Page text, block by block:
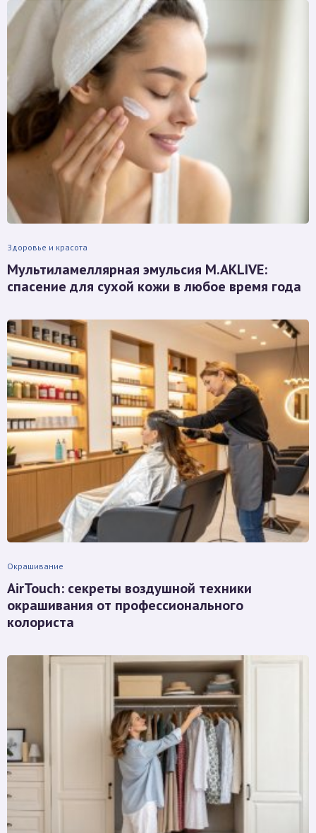
Здоровье и красота
Мультиламеллярная эмульсия M.AKLIVE:
спасение для сухой кожи в любое время года
Окрашивание
AirTouch: секреты воздушной техники
окрашивания от профессионального
колориста